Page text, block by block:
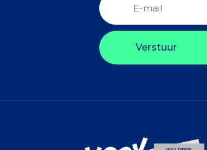
Verstuur